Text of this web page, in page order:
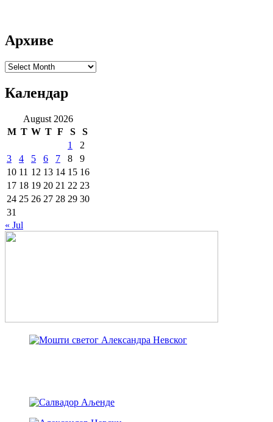
Архиве
Архиве
Календар
August 2026
M T W T F S
S
1
2
3
4 5 6 7 8
9
10 11 12 13 14 15 16
17 18 19 20 21 22 23
24 25 26 27 28 29 30
31
« Jul